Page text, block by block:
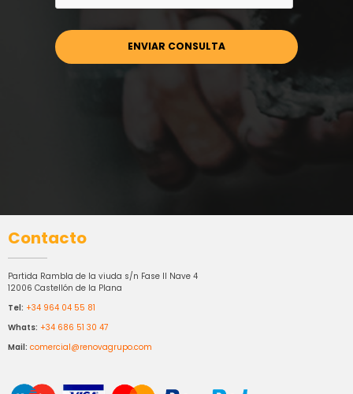
Contacto
Partida Rambla de la viuda s/n Fase II Nave 4
12006 Castellón de la Plana
Tel: +34 964 04 55 81
Whats: +34 686 51 30 47
Mail: comercial@renovagrupo.com